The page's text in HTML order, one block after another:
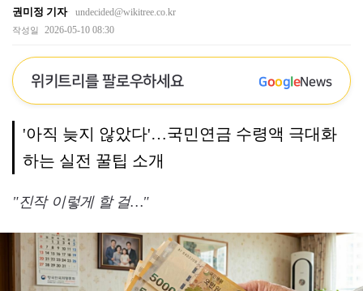
권미정 기자 undecided@wikitree.co.kr
작성일 2026-05-10 08:30
위키트리를 팔로우하세요 GoogleNews
'아직 늦지 않았다'…국민연금 수령액 극대화
하는 실전 꿀팁 소개
"진작 이렇게 할 걸…"